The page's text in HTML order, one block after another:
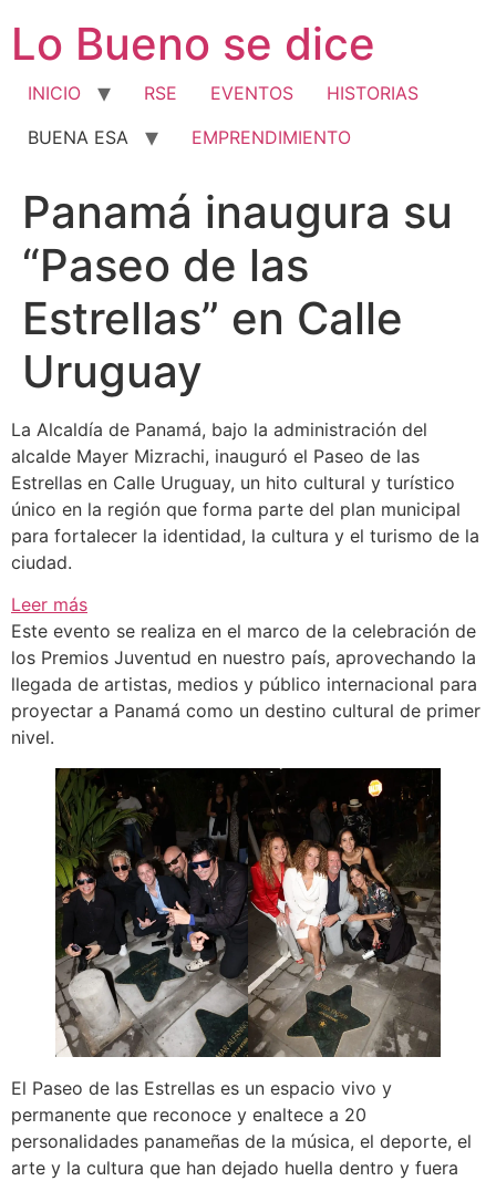
contenido
Lo Bueno se dice
INICIO RSE EVENTOS
HISTORIAS
BUENA ESA
EMPRENDIMIENTO
Panamá inaugura su
“Paseo de las
Estrellas” en Calle
Uruguay
La Alcaldía de Panamá, bajo la administración del
alcalde Mayer Mizrachi, inauguró el Paseo de las
Estrellas en Calle Uruguay, un hito cultural y turístico
único en la región que forma parte del plan municipal
para fortalecer la identidad, la cultura y el turismo de la
ciudad.
Leer más:
Panamá
inaugura
su
“Paseo
las
Estrellas”
en
Calle
Uruguay
Este evento se realiza en el marco de la celebración de
los Premios Juventud en nuestro país, aprovechando la
llegada de artistas, medios y público internacional para
proyectar a Panamá como un destino cultural de primer
nivel.
El Paseo de las Estrellas es un espacio vivo y
permanente que reconoce y enaltece a 20
personalidades panameñas de la música, el deporte, el
arte y la cultura que han dejado huella dentro y fuera